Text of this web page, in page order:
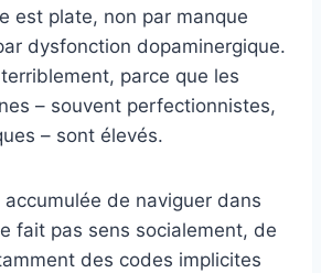
est plate, non par manque
dysfonction dopaminergique.
terriblement, parce que les
– souvent perfectionnistes,
– sont élevés.
de naviguer dans
fait pas sens socialement, de
des codes implicites